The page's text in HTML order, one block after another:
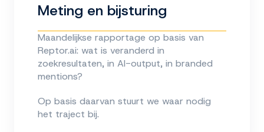
Meting en bijsturing
Maandelijkse rapportage op basis van
Reptor.ai: wat is veranderd in
zoekresultaten, in AI-output, in branded
mentions?
Op basis daarvan stuurt we waar nodig
het traject bij.